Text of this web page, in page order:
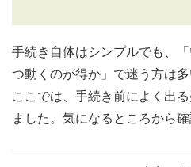
手続き自体はシンプルでも、
つ動くのが得か」で迷う方は多
ここでは、手続き前によく出
ました。気になるところから確